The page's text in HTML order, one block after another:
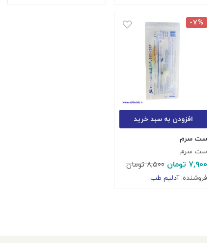
افزودن به سبد خرید
-۷%
ست سرم
ست سرم
۷,۹۰۰تومان۸,۵۰۰تومان
فروشنده:آدلیم طب